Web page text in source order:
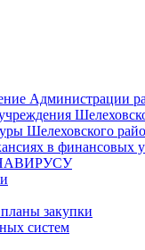
Администрации
Шелеховского
в финансовых
закупки
систем